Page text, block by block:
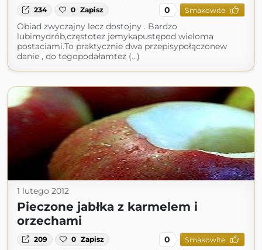
234 0 Zapisz 0 Smakowite
Obiad zwyczajny lecz dostojny . Bardzo
lubimydrób,częstotez jemykapustępod wieloma
postaciami.To praktycznie dwa przepisypołączonew
danie , do tegopodałamtez (...)
1 lutego 2012
Pieczone jabłka z karmelem i
orzechami
209 0 Zapisz 0 Smakowite